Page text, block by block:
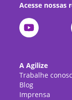
Acesse nossas
A Agilize
Trabalhe
Blog
Imprensa